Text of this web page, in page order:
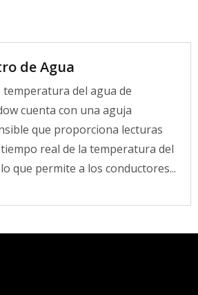
de Agua
temperatura del agua de
cuenta con una aguja
que proporciona lecturas
real de la temperatura del
que permite a los conductores...